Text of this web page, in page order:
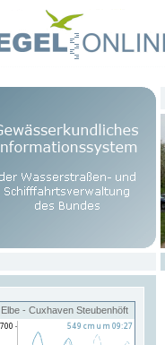
Elbe - Cuxhaven Steubenhöft